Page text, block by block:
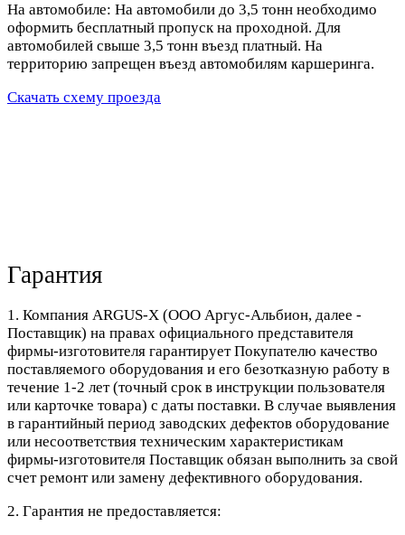
На автомобиле: На автомобили до 3,5 тонн необходимо
оформить бесплатный пропуск на проходной. Для
автомобилей свыше 3,5 тонн въезд платный. На
территорию запрещен въезд автомобилям каршеринга.
Скачать схему проезда
Гарантия
1. Компания ARGUS-X (ООО Аргус-Альбион, далее -
Поставщик) на правах официального представителя
фирмы-изготовителя гарантирует Покупателю качество
поставляемого оборудования и его безотказную работу в
течение 1-2 лет (точный срок в инструкции пользователя
или карточке товара) с даты поставки. В случае выявления
в гарантийный период заводских дефектов оборудование
или несоответствия техническим характеристикам
фирмы-изготовителя Поставщик обязан выполнить за свой
счет ремонт или замену дефективного оборудования.
2. Гарантия не предоставляется: